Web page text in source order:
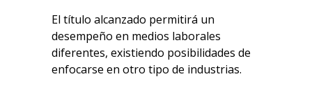
El título alcanzado permitirá un
desempeño en medios laborales
diferentes, existiendo posibilidades de
enfocarse en otro tipo de industrias.